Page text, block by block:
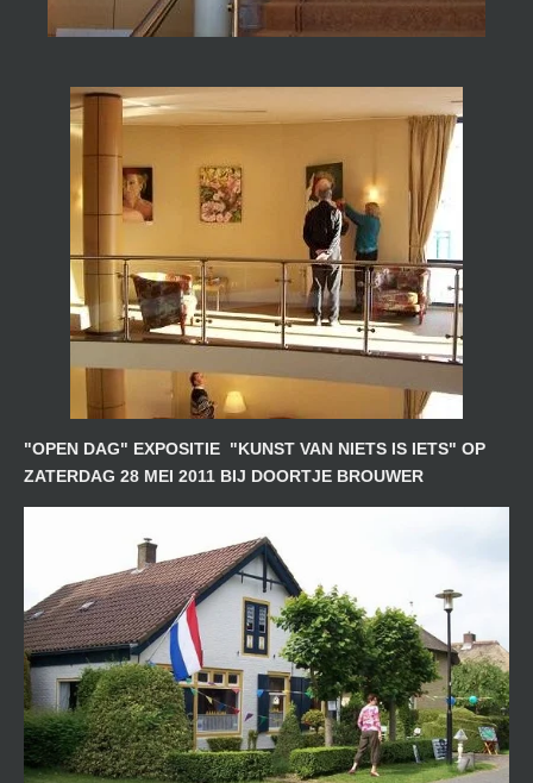
"OPEN DAG" EXPOSITIE "KUNST VAN NIETS IS IETS" OP
ZATERDAG 28 MEI 2011 BIJ DOORTJE BROUWER